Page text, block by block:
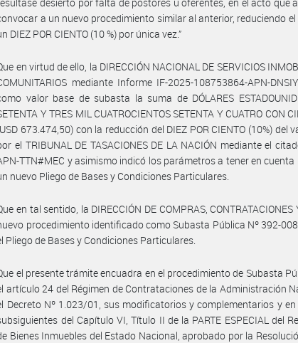
a un nuevo procedimiento similar al anterior, reduciendo
DIEZ POR CIENTO (10 %) por única vez.”
en virtud de ello, la DIRECCIÓN NACIONAL DE SERVICIOS
mediante Informe IF-2025-108753864-APN-
valor base de subasta la suma de DÓLARES
Y TRES MIL CUATROCIENTOS SETENTA Y CUATRO CON
673.474,50) con la reducción del DIEZ POR CIENTO (10%) del
el TRIBUNAL DE TASACIONES DE LA NACIÓN mediante el
TTN#MEC y asimismo indicó los parámetros a tener en
nuevo Pliego de Bases y Condiciones Particulares.
en tal sentido, la DIRECCIÓN DE COMPRAS,
procedimiento identificado como Subasta Pública Nº 392-
Pliego de Bases y Condiciones Particulares.
el presente trámite encuadra en el procedimiento de Subasta
artículo 24 del Régimen de Contrataciones de la Administración
Decreto Nº 1.023/01, sus modificatorios y complementarios y
del Capítulo VI, Título II de la PARTE ESPECIAL del
Bienes Inmuebles del Estado Nacional, aprobado por la